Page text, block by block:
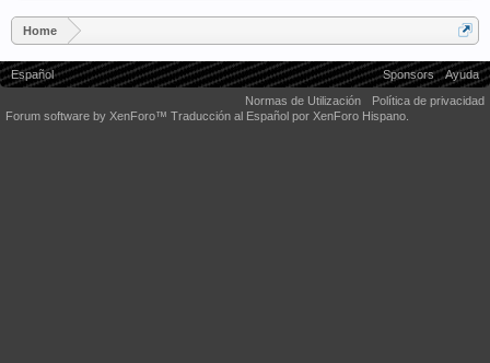
Home
Español Sponsors
Ayuda
Normas de Utilización
Política de privacidad
Forum software by XenForo™ Traducción al Español por XenForo Hispano.